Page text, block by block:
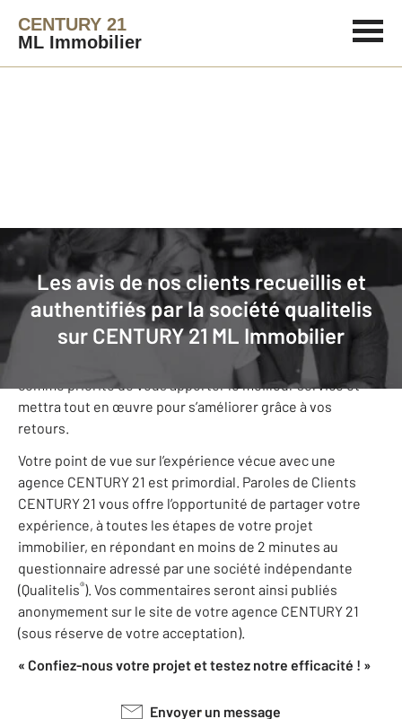
CENTURY 21
ML Immobilier
Les avis de nos clients recueillis et
authentifiés par la société qualitelis
sur CENTURY 21 ML Immobilier
Agence immobilière Avis de nos clients
CENTURY 21 ML Immobilier: nos
clients donnent leurs avis
Notre agence CENTURY 21 ML Immobilier s’est fixée
comme priorité de vous apporter le meilleur service et
mettra tout en œuvre pour s’améliorer grâce à vos
retours.
Votre point de vue sur l’expérience vécue avec une
agence CENTURY 21 est primordial. Paroles de Clients
CENTURY 21 vous offre l’opportunité de partager votre
expérience, à toutes les étapes de votre projet
immobilier, en répondant en moins de 2 minutes au
questionnaire adressé par une société indépendante
(Qualitelis®). Vos commentaires seront ainsi publiés
anonymement sur le site de votre agence CENTURY 21
(sous réserve de votre acceptation).
« Confiez-nous votre projet et testez notre efficacité ! »
Envoyer un message